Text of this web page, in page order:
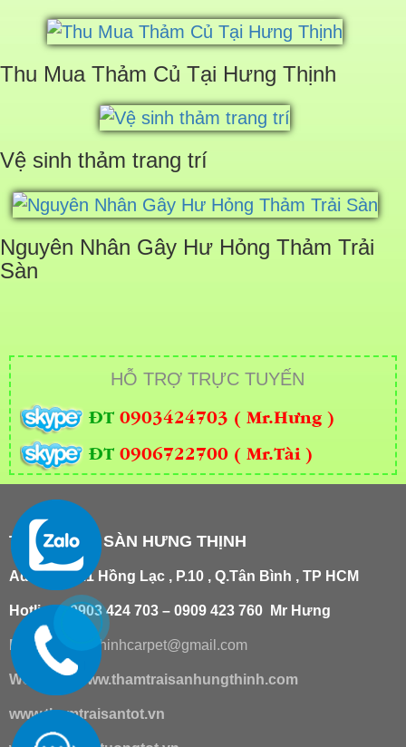
Thu Mua Thảm Củ Tại Hưng Thịnh
Vệ sinh thảm trang trí
Nguyên Nhân Gây Hư Hỏng Thảm Trải
Sàn
HỖ TRỢ TRỰC TUYẾN
ĐT 0903424703 ( Mr.Hưng )
ĐT 0906722700 ( Mr.Tài )
THẢM TRẢI SÀN HƯNG THỊNH
Add : 181/21 Hồng Lạc , P.10 , Q.Tân Bình , TP HCM
Hotline : 0903 424 703 – 0909 423 760 Mr Hưng
Email : hungthinhcarpet@gmail.com
Website: www.thamtraisanhungthinh.com
www.thamtraisantot.vn